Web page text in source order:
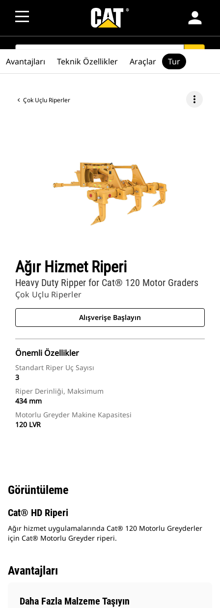
person
SEARCH
Çok Uçlu Riperler more_vert
Ağır Hizmet Riperi
Çok Uçlu Riperler
Heavy Duty Ripper for Cat® 120 Motor Graders
Alışverişe Başlayın
Önemli Özellikler
Standart Riper Uç Sayısı
3
Riper Derinliği, Maksimum
434 mm
Motorlu Greyder Makine Kapasitesi
120 LVR
Avantajları Teknik Özellikler Araçlar Tur
Görüntüleme
Cat® HD Riperi
Ağır hizmet uygulamalarında Cat® 120 Motorlu Greyderler
için Cat® Motorlu Greyder riperi.
Avantajları
Daha Fazla Malzeme Taşıyın